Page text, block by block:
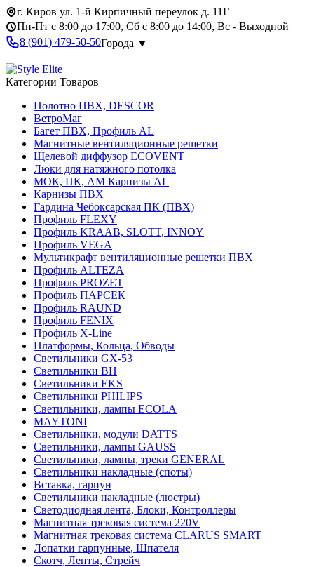
г. Киров ул. 1-й Кирпичный переулок д. 11Г
Пн-Пт с 8:00 до 17:00, Сб с 8:00 до 14:00, Вс - Выходной
8 (901) 479-50-50Города ▼
Категории Товаров
Полотно ПВХ, DESCOR
ВетроМаг
Багет ПВХ, Профиль AL
Магнитные вентиляционные решетки
Щелевой диффузор ECOVENT
Люки для натяжного потолка
МОК, ПК, АМ Карнизы AL
Карнизы ПВХ
Гардина Чебоксарская ПК (ПВХ)
Профиль FLEXY
Профиль KRAAB, SLOTT, INNOY
Профиль VEGA
Мультикрафт вентиляционные решетки ПВХ
Профиль ALTEZA
Профиль PROZET
Профиль ПАРСЕК
Профиль RAUND
Профиль FENIX
Профиль Х-Line
Платформы, Кольца, Обводы
Светильники GX-53
Светильники BH
Светильники EKS
Светильники PHILIPS
Светильники, лампы ECOLA
MAYTONI
Светильники, модули DATTS
Светильники, лампы GAUSS
Светильники, лампы, треки GENERAL
Светильники накладные (споты)
Вставка, гарпун
Светильники накладные (люстры)
Светодиодная лента, Блоки, Контроллеры
Магнитная трековая система 220V
Магнитная трековая система CLARUS SMART
Лопатки гарпунные, Шпателя
Скотч, Ленты, Стрейч